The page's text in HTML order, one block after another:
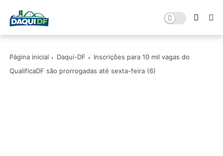
Página inicial Daqui-DF
Inscrições para 10 mil vagas do
QualificaDF são prorrogadas até sexta-feira (6)